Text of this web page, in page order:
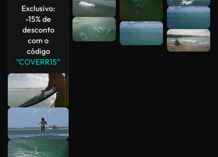
Exclusivo:
-15% de
desconto
com o
código
"COVERR15"
Veja mais